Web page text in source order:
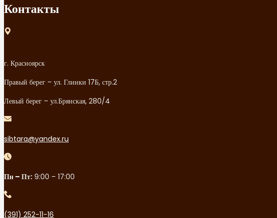
Контакты
г. Красноярск
Правый берег – ул. Глинки 17Б, стр.2
Левый берег – ул.Брянская, 280/4
sibtara@yandex.ru
Пн – Пт: 9:00 – 17:00
(391) 252-11-16